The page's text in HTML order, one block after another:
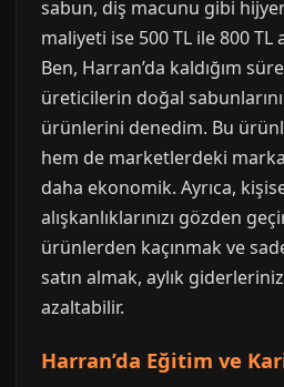
sabun, diş macunu gibi
maliyeti ise 500 TL ile 800 TL
Ben, Harran’da kaldığım
üreticilerin doğal sabunlarını
ürünlerini denedim. Bu
hem de marketlerdeki
daha ekonomik. Ayrıca,
alışkanlıklarınızı gözden
ürünlerden kaçınmak ve
satın almak, aylık
azaltabilir.
Harran’da Eğitim ve